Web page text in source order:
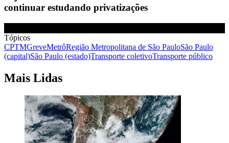
continuar estudando privatizações
Tópicos
CPTMGreveMetrôRegião Metropolitana de São PauloSão Paulo
(capital)São Paulo (estado)Transporte coletivoTransporte público
Mais Lidas